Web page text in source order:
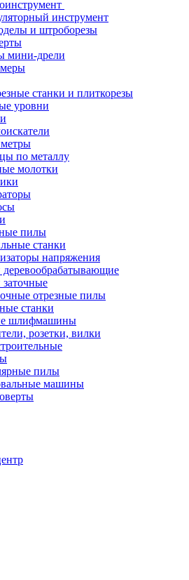
инструмент
и штроборезы
мини-дрели
станки и плиткорезы
уровни
по металлу
молотки
пилы
станки
напряжения
деревообрабатывающие
отрезные пилы
станки
шлифмашины
розетки, вилки
пилы
машины